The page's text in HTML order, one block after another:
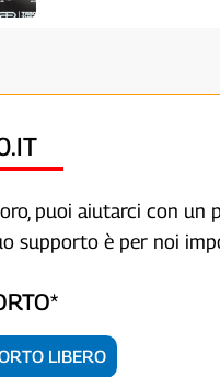
puoi aiutarci con un
supporto è per noi
LIBERO